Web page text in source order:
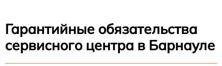
Гарантийные обязательства
сервисного центра в Барнауле